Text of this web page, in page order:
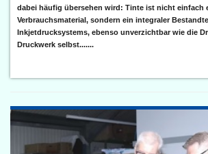
dabei häufig übersehen wird: Tinte ist nicht einfach
Verbrauchsmaterial, sondern ein integraler
Inkjetdrucksystems, ebenso unverzichtbar wie die
Druckwerk selbst.......